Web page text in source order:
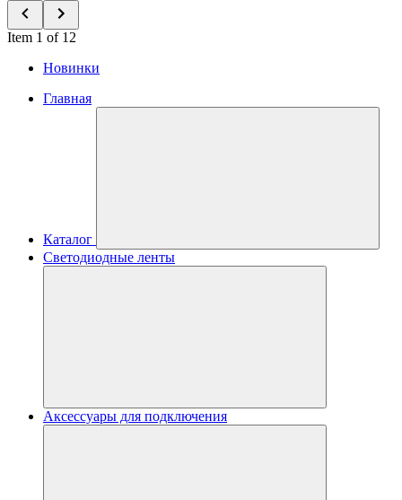
Item 1 of 12
Новинки
Главная
Каталог
Светодиодные ленты
Аксессуары для подключения